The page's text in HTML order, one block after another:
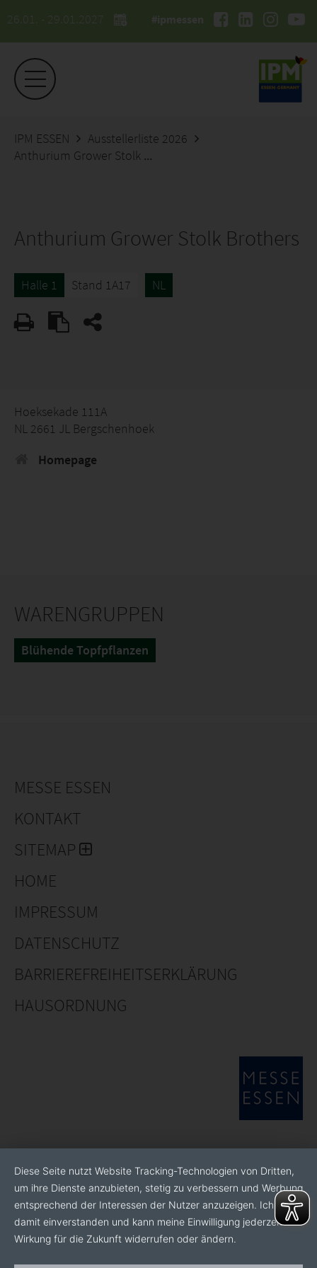
26.01. - 29.01.2027 #ipmessen
IPM ESSEN
Ausstellerliste 2026
Anthurium Grower Stolk Brothers
Anthurium Grower Stolk Brothers
Halle 1 Stand 1A17 NL
Hoeksekade 111A
NL 2661 JL Bergschenhoek
Homepage
WARENGRUPPEN
Blühende Topfpflanzen
MESSE ESSEN
KONTAKT
SITEMAP
HOME
IMPRESSUM
DATENSCHUTZ
BARRIEREFREIHEITSERKLÄRUNG
HAUSORDNUNG
Diese Seite nutzt Website Tracking-Technologien von Dritten,
um ihre Dienste anzubieten, stetig zu verbessern und Werbung
entsprechend der Interessen der Nutzer anzuzeigen. Ich bin
damit einverstanden und kann meine Einwilligung jederzeit mit
Wirkung für die Zukunft widerrufen oder ändern.